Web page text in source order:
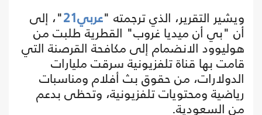
ويشير التقرير، الذي ترجمته "عربي21 "، إلى
أن "بي أن ميديا غروب" القطرية طلبت من
هوليوود الانضمام إلى مكافحة القرصنة التي
قامت بها قناة تلفزيونية سرقت مليارات
الدولارات، من حقوق بث أفلام ومناسبات
رياضية ومحتويات تلفزيونية، وتحظى بدعم
من السعودية.